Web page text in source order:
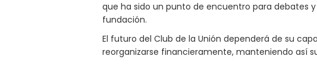
que ha sido un punto de encuentro para debates
fundación.
El futuro del Club de la Unión dependerá de su
reorganizarse financieramente, manteniendo así